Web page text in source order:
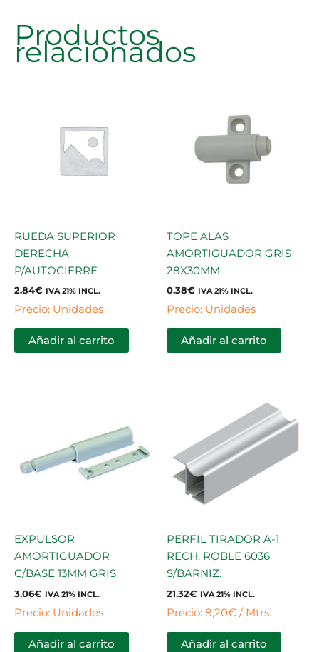
Productos
relacionados
RUEDA SUPERIOR
DERECHA
P/AUTOCIERRE
2.84€ IVA 21% INCL.
Precio: Unidades
Añadir al carrito
TOPE ALAS
AMORTIGUADOR GRIS
28X30MM
0.38€ IVA 21% INCL.
Precio: Unidades
Añadir al carrito
EXPULSOR
AMORTIGUADOR
C/BASE 13MM GRIS
3.06€ IVA 21% INCL.
Precio: Unidades
Añadir al carrito
PERFIL TIRADOR A-1
RECH. ROBLE 6036
S/BARNIZ.
21.32€ IVA 21% INCL.
Precio: 8,20€ / Mtrs.
Añadir al carrito